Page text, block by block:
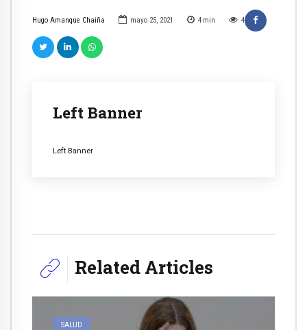
Hugo Amanque Chaiña mayo 25, 2021 4 min 4
Left Banner
Left Banner
Related Articles
SALUD